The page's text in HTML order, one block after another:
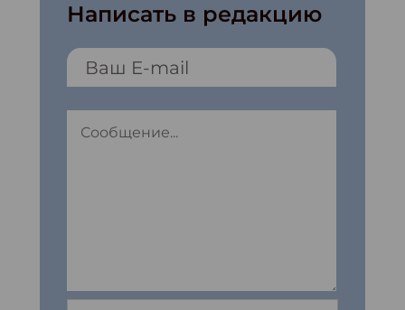
Написать в редакцию